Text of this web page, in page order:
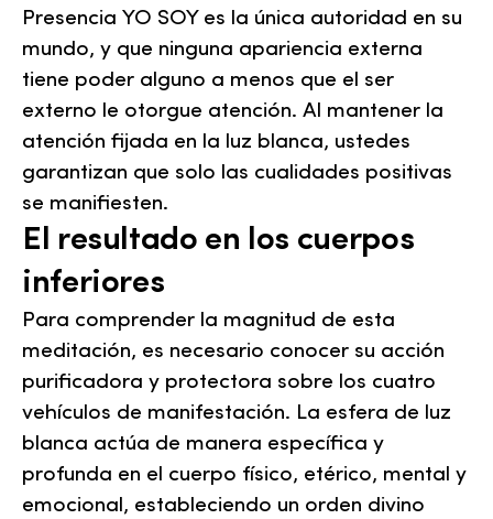
Presencia YO SOY es la única autoridad en su
mundo, y que ninguna apariencia externa
tiene poder alguno a menos que el ser
externo le otorgue atención. Al mantener la
atención fijada en la luz blanca, ustedes
garantizan que solo las cualidades positivas
se manifiesten.
El resultado en los cuerpos
inferiores
Para comprender la magnitud de esta
meditación, es necesario conocer su acción
purificadora y protectora sobre los cuatro
vehículos de manifestación. La esfera de luz
blanca actúa de manera específica y
profunda en el cuerpo físico, etérico, mental y
emocional, estableciendo un orden divino